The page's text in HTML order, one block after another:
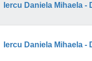
Iercu Daniela Mihaela -
Iercu Daniela Mihaela